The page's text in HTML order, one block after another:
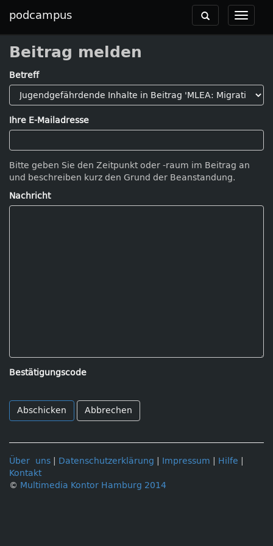
podcampus
Toggle
Toggle
navigation
Beitrag melden
Betreff
Ihre E-Mailadresse
Bitte geben Sie den Zeitpunkt oder -raum im Beitrag an
und beschreiben kurz den Grund der Beanstandung.
Nachricht
Bestätigungscode
Abbrechen
Über uns Datenschutzerklärung Impressum Hilfe
Kontakt
© Multimedia Kontor Hamburg 2014